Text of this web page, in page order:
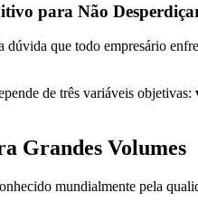
para Não
dúvida que todo empresário
de três variáveis objetivas:
Grandes Volumes
mundialmente pela